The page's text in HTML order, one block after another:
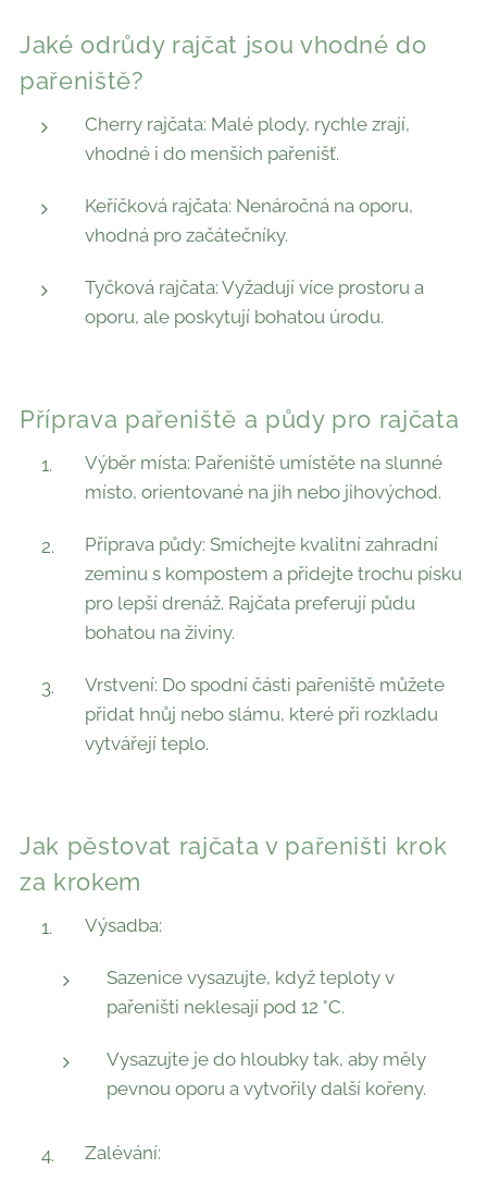
Jaké odrůdy rajčat jsou vhodné do
pařeniště?
Cherry rajčata: Malé plody, rychle zrají,
vhodné i do menších pařenišť.
Keříčková rajčata: Nenáročná na oporu,
vhodná pro začátečníky.
Tyčková rajčata: Vyžadují více prostoru a
oporu, ale poskytují bohatou úrodu.
Příprava pařeniště a půdy pro rajčata
Výběr místa: Pařeniště umístěte na slunné
místo, orientované na jih nebo jihovýchod.
Příprava půdy: Smíchejte kvalitní zahradní
zeminu s kompostem a přidejte trochu písku
pro lepší drenáž. Rajčata preferují půdu
bohatou na živiny.
Vrstvení: Do spodní části pařeniště můžete
přidat hnůj nebo slámu, které při rozkladu
vytvářejí teplo.
Jak pěstovat rajčata v pařeništi krok
za krokem
Výsadba:
Sazenice vysazujte, když teploty v
pařeništi neklesají pod 12 °C.
Vysazujte je do hloubky tak, aby měly
pevnou oporu a vytvořily další kořeny.
Zalévání: